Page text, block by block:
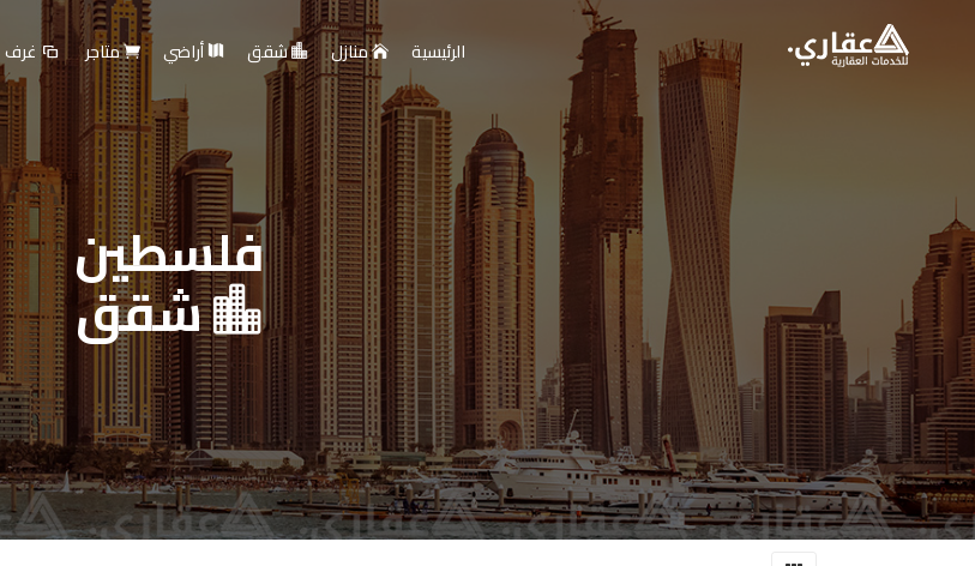
عقاري للخدمات العقارية - بيع أو
فلسطين
شقق
الرئيسية منازل شقق أراضي متاجر غرف